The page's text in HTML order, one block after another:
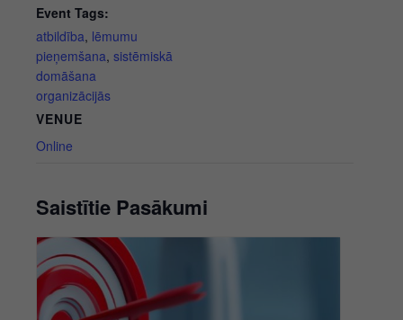
Event Tags:
atbildība, lēmumu
pieņemšana, sistēmiskā
domāšana
organizācijās
VENUE
Online
Saistītie Pasākumi